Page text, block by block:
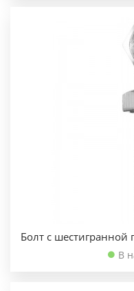
Болт с шестигранной
В